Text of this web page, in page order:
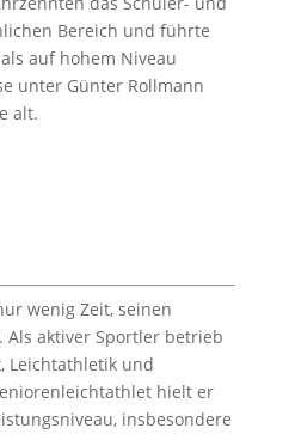
Bereich und führte
auf hohem Niveau
unter Günter Rollmann
alt.
wenig Zeit, seinen
Als aktiver Sportler betrieb
Leichtathletik und
hielt er
insbesondere